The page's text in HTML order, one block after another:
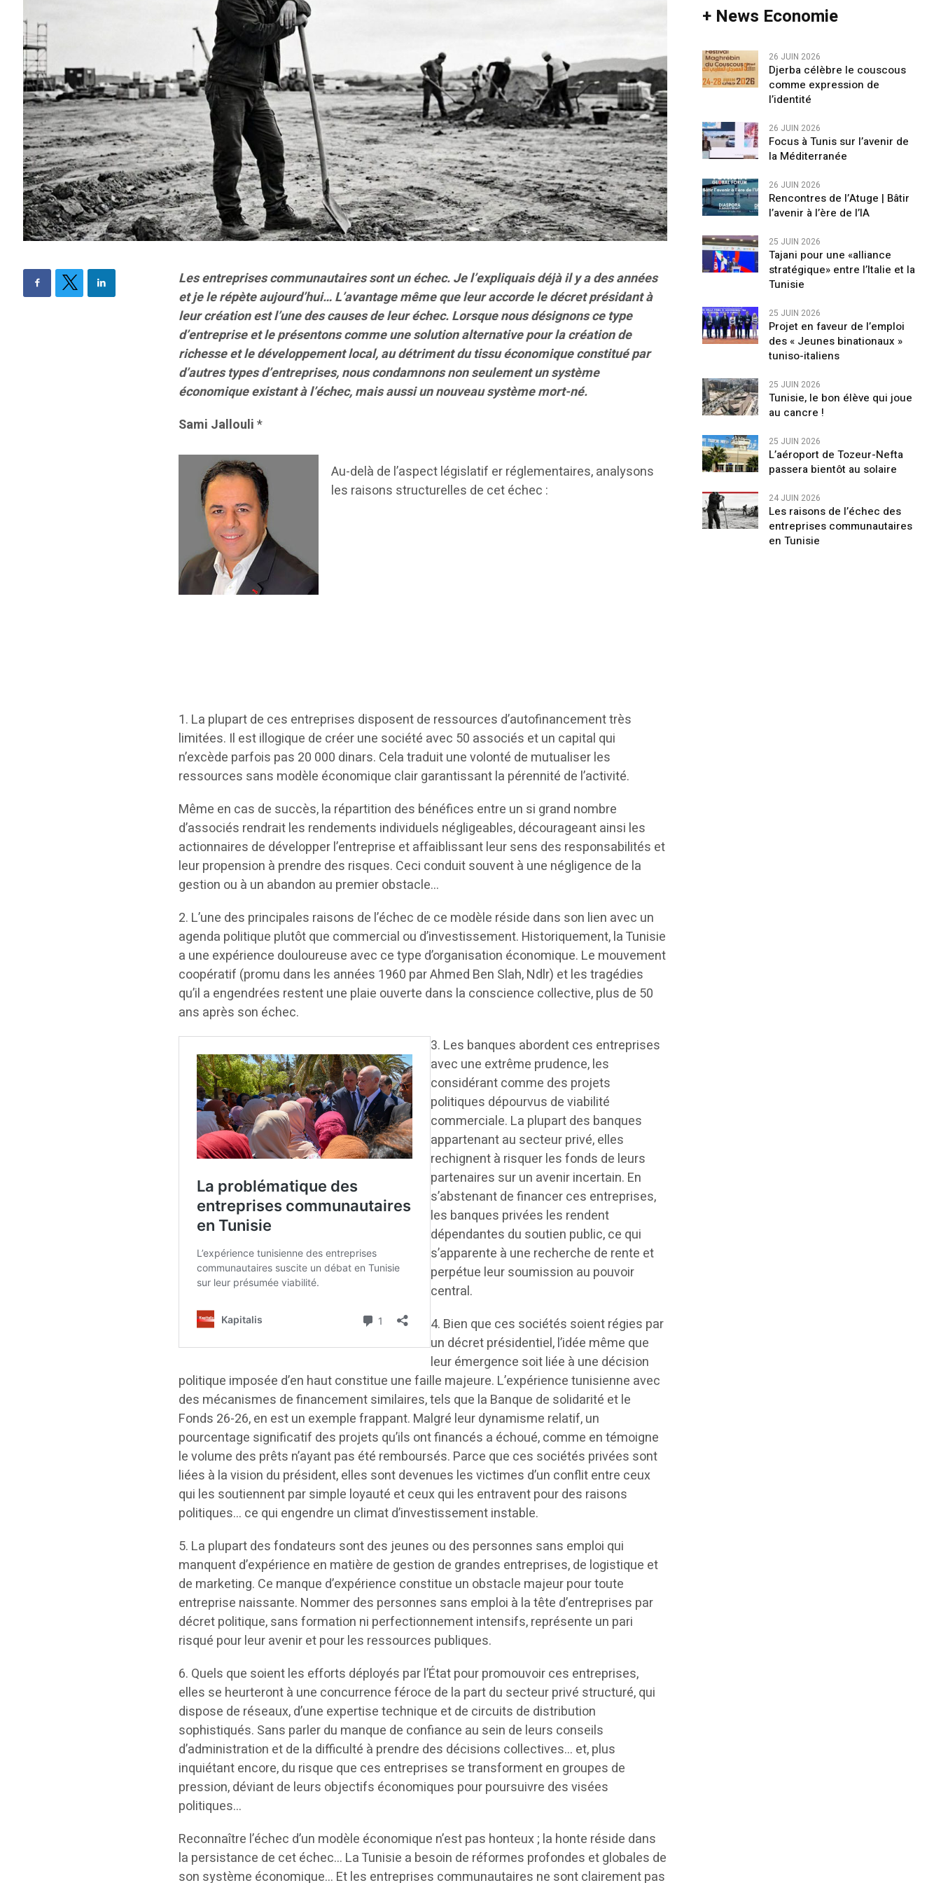
Les entreprises communautaires sont un échec. Je l’expliquais déjà il y a des années
et je le répète aujourd’hui… L’avantage même que leur accorde le décret présidant à
leur création est l’une des causes de leur échec. Lorsque nous désignons ce type
d’entreprise et le présentons comme une solution alternative pour la création de
richesse et le développement local, au détriment du tissu économique constitué par
d’autres types d’entreprises, nous condamnons non seulement un système
économique existant à l’échec, mais aussi un nouveau système mort-né.
Sami Jallouli*
Au-delà de l’aspect législatif er réglementaires, analysons
les raisons structurelles de cet échec :
1. La plupart de ces entreprises disposent de ressources d’autofinancement très
limitées. Il est illogique de créer une société avec 50 associés et un capital qui
n’excède parfois pas 20 000 dinars. Cela traduit une volonté de mutualiser les
ressources sans modèle économique clair garantissant la pérennité de l’activité.
Même en cas de succès, la répartition des bénéfices entre un si grand nombre
d’associés rendrait les rendements individuels négligeables, décourageant ainsi les
actionnaires de développer l’entreprise et affaiblissant leur sens des responsabilités et
leur propension à prendre des risques. Ceci conduit souvent à une négligence de la
gestion ou à un abandon au premier obstacle…
2. L’une des principales raisons de l’échec de ce modèle réside dans son lien avec un
agenda politique plutôt que commercial ou d’investissement. Historiquement, la Tunisie
a une expérience douloureuse avec ce type d’organisation économique. Le mouvement
coopératif (promu dans les années 1960 par Ahmed Ben Slah, Ndlr) et les tragédies
qu’il a engendrées restent une plaie ouverte dans la conscience collective, plus de 50
ans après son échec.
3. Les banques abordent ces entreprises
avec une extrême prudence, les
considérant comme des projets
politiques dépourvus de viabilité
commerciale. La plupart des banques
appartenant au secteur privé, elles
rechignent à risquer les fonds de leurs
partenaires sur un avenir incertain. En
s’abstenant de financer ces entreprises,
les banques privées les rendent
dépendantes du soutien public, ce qui
s’apparente à une recherche de rente et
perpétue leur soumission au pouvoir
central.
4. Bien que ces sociétés soient régies par
un décret présidentiel, l’idée même que
leur émergence soit liée à une décision
politique imposée d’en haut constitue une faille majeure. L’expérience tunisienne avec
des mécanismes de financement similaires, tels que la Banque de solidarité et le
Fonds 26-26, en est un exemple frappant. Malgré leur dynamisme relatif, un
pourcentage significatif des projets qu’ils ont financés a échoué, comme en témoigne
le volume des prêts n’ayant pas été remboursés. Parce que ces sociétés privées sont
liées à la vision du président, elles sont devenues les victimes d’un conflit entre ceux
qui les soutiennent par simple loyauté et ceux qui les entravent pour des raisons
politiques… ce qui engendre un climat d’investissement instable.
5. La plupart des fondateurs sont des jeunes ou des personnes sans emploi qui
manquent d’expérience en matière de gestion de grandes entreprises, de logistique et
de marketing. Ce manque d’expérience constitue un obstacle majeur pour toute
entreprise naissante. Nommer des personnes sans emploi à la tête d’entreprises par
décret politique, sans formation ni perfectionnement intensifs, représente un pari
risqué pour leur avenir et pour les ressources publiques.
6. Quels que soient les efforts déployés par l’État pour promouvoir ces entreprises,
elles se heurteront à une concurrence féroce de la part du secteur privé structuré, qui
dispose de réseaux, d’une expertise technique et de circuits de distribution
sophistiqués. Sans parler du manque de confiance au sein de leurs conseils
d’administration et de la difficulté à prendre des décisions collectives… et, plus
inquiétant encore, du risque que ces entreprises se transforment en groupes de
pression, déviant de leurs objectifs économiques pour poursuivre des visées
politiques…
Reconnaître l’échec d’un modèle économique n’est pas honteux ; la honte réside dans
la persistance de cet échec… La Tunisie a besoin de réformes profondes et globales de
son système économique… Et les entreprises communautaires ne sont clairement pas
+ News Economie
26 JUIN 2026
Djerba célèbre le couscous
comme expression de
l’identité
26 JUIN 2026
Focus à Tunis sur l’avenir de
la Méditerranée
26 JUIN 2026
Rencontres de l’Atuge | Bâtir
l’avenir à l’ère de l’IA
25 JUIN 2026
Tajani pour une «alliance
stratégique» entre l’Italie et la
Tunisie
25 JUIN 2026
Projet en faveur de l’emploi
des « Jeunes binationaux »
tuniso-italiens
25 JUIN 2026
Tunisie, le bon élève qui joue
au cancre !
25 JUIN 2026
L’aéroport de Tozeur-Nefta
passera bientôt au solaire
24 JUIN 2026
Les raisons de l’échec des
entreprises communautaires
en Tunisie